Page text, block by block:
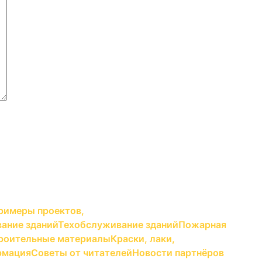
проектов,
зданийТехобслуживание зданийПожарная
материалыКраски, лаки,
Советы от читателейНовости партнёров